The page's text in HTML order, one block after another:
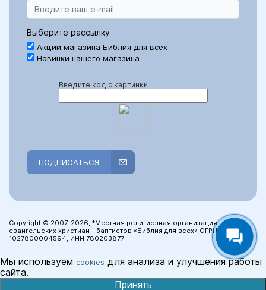
Выберите рассылку
Акции магазина Библия для всех
Новинки нашего магазина
Введите код с картинки
ПОДПИСАТЬСЯ
Copyright © 2007-2026, *Местная религиозная организация
евангельских христиан - баптистов «Библия для всех» ОГРН:
1027800004594, ИНН 780203877
Мы используем cookies для анализа и улучшения работы
сайта.
Принять